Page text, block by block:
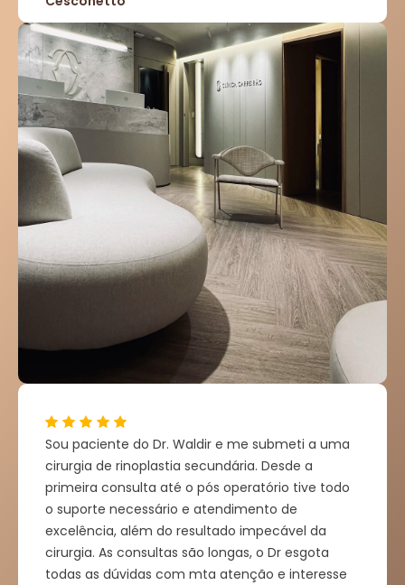
Sou paciente do Dr. Waldir e me submeti a uma
cirurgia de rinoplastia secundária. Desde a
primeira consulta até o pós operatório tive todo
o suporte necessário e atendimento de
excelência, além do resultado impecável da
cirurgia. As consultas são longas, o Dr esgota
todas as dúvidas com mta atenção e interesse